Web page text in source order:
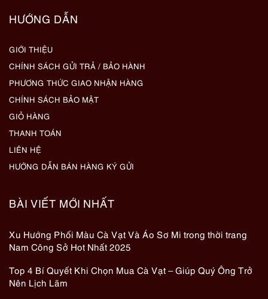
HƯỚNG DẪN
GIỚI THIỆU
CHÍNH SÁCH GỬI TRẢ / BẢO HÀNH
PHƯƠNG THỨC GIAO NHẬN HÀNG
CHÍNH SÁCH BẢO MẬT
GIỎ HÀNG
THANH TOÁN
LIÊN HỆ
HƯỚNG DẪN BÁN HÀNG KÝ GỬI
BÀI VIẾT MỚI NHẤT
Xu Hướng Phối Màu Cà Vạt Và Áo Sơ Mi trong thời trang
Nam Công Sở Hot Nhất 2025
Top 4 Bí Quyết Khi Chọn Mua Cà Vạt – Giúp Quý Ông Trở
Nên Lịch Lãm